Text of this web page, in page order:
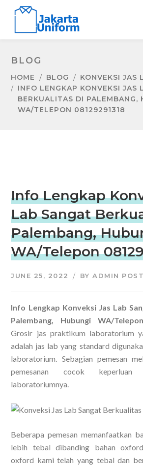
BLOG
HOME BLOG
KONVEKSI JAS
INFO LENGKAP KONVEKSI JAS
BERKUALITAS DI PALEMBANG,
WA/TELEPON 08129291318
Info Lengkap
Lab Sangat
Palembang,
WA/Telepon
JUNE 25, 2022 BYADMIN POST
Info Lengkap Konveksi Jas Lab
Palembang, Hubungi WA/
Grosir jas praktikum laboratorium
adalah jas lab yang standard
laboratorium. Sebagian pemesan
pemesanan cocok keperluan
laboratoriumnya.
Beberapa pemesan memanfaatkan
lebih tebal dibanding bahan
oxford kami telah yang tebal dan